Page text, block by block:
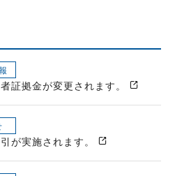
証拠金が変更されます。
が実施されます。